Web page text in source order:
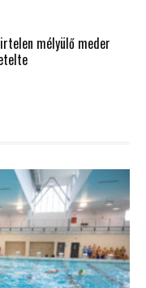
mélyülő meder